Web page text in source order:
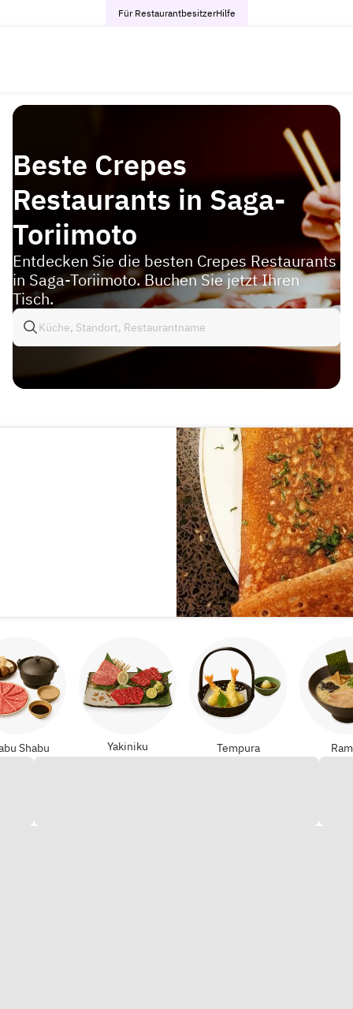
Für RestaurantbesitzerHilfe
Beste Crepes
Restaurants in Saga-
Toriimoto
Entdecken Sie die besten Crepes Restaurants
in Saga-Toriimoto. Buchen Sie jetzt Ihren
Tisch.
Shabu Yakiniku Tempura